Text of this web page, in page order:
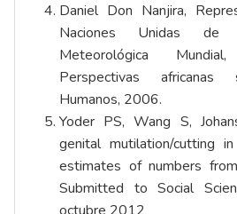
Daniel Don Nanjira,
Naciones Unidas de
Meteorológica
Perspectivas africanas
Humanos, 2006.
Yoder PS, Wang S,
genital mutilation/cutting
estimates of numbers
Submitted to Social